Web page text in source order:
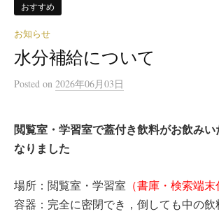
おすすめ
お知らせ
水分補給について
Posted on 2026年06月03日
閲覧室・学習室で蓋付き飲料がお飲み
なりました
場所：閲覧室・学習室 （書庫・検索端
容器：完全に密閉でき，倒しても中の